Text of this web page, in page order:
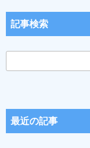
記事検索
最近の記事